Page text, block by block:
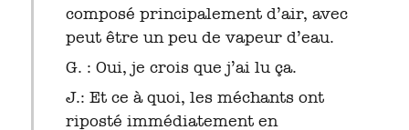
composé principalement d’air, avec
peut être un peu de vapeur d’eau.
G. : Oui, je crois que j’ai lu ça.
J.: Et ce à quoi, les méchants ont
riposté immédiatement en